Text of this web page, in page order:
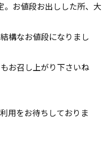
。お値段お出しした所、大
構なお値段になりまし
お召し上がり下さいね
用をお待ちしておりま